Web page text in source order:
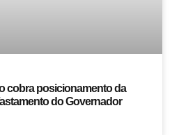
cobra posicionamento da
do Governador